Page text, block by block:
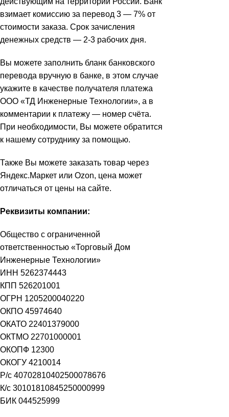
взимает комиссию за перевод 3 — 7% от
стоимости заказа. Срок зачисления
денежных средств — 2-3 рабочих дня.
Вы можете заполнить бланк банковского
перевода вручную в банке, в этом случае
укажите в качестве получателя платежа
ООО «ТД Инженерные Технологии», а в
комментарии к платежу — номер счёта.
При необходимости, Вы можете обратится
к нашему сотруднику за помощью.
Также Вы можете заказать товар через
Яндекс.Маркет или Ozon, цена может
отличаться от цены на сайте.
Реквизиты компании:
Общество с ограниченной
ответственностью «Торговый Дом
Инженерные Технологии»
ИНН 5262374443
КПП 526201001
ОГРН 1205200040220
ОКПО 45974640
ОКАТО 22401379000
ОКТМО 22701000001
ОКОПФ 12300
ОКОГУ 4210014
Р/с 40702810402500078676
К/с 30101810845250000999
БИК 044525999